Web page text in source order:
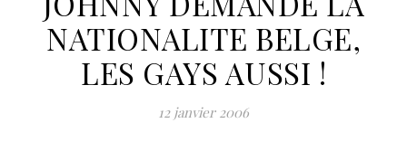
NATIONALITE BELGE,
LES GAYS AUSSI !
12 janvier 2006